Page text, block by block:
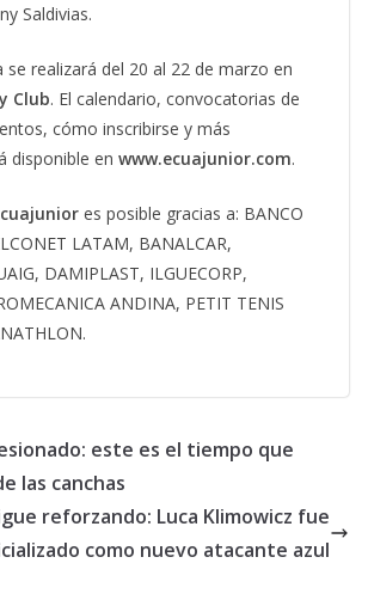
Saldivias.
se realizará del 20 al 22 de marzo en
Club. El calendario, convocatorias de
cómo inscribirse y más
disponible en www.ecuajunior.com.
es posible gracias a: BANCO
LATAM, BANALCAR,
DAMIPLAST, ILGUECORP,
ANDINA, PETIT TENIS
este es el tiempo que
las canchas
reforzando: Luca Klimowicz fue
como nuevo atacante azul